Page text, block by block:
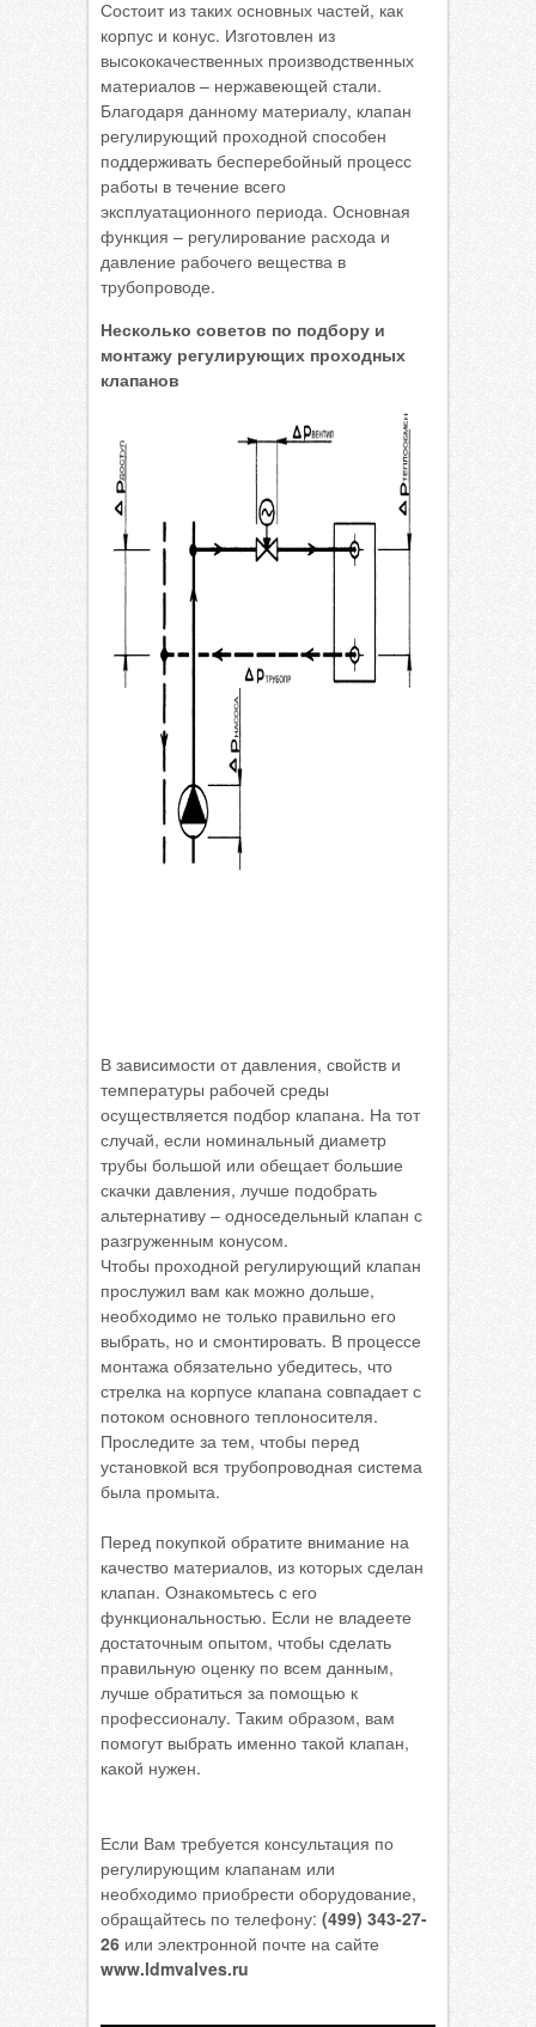
Состоит из таких основных частей, как
корпус и конус. Изготовлен из
высококачественных производственных
материалов – нержавеющей стали.
Благодаря данному материалу, клапан
регулирующий проходной способен
поддерживать бесперебойный процесс
работы в течение всего
эксплуатационного периода. Основная
функция – регулирование расхода и
давление рабочего вещества в
трубопроводе.
Несколько советов по подбору и
монтажу регулирующих проходных
клапанов
В зависимости от давления, свойств и
температуры рабочей среды
осуществляется подбор клапана. На тот
случай, если номинальный диаметр
трубы большой или обещает большие
скачки давления, лучше подобрать
альтернативу – односедельный клапан с
разгруженным конусом.
Чтобы проходной регулирующий клапан
прослужил вам как можно дольше,
необходимо не только правильно его
выбрать, но и смонтировать. В процессе
монтажа обязательно убедитесь, что
стрелка на корпусе клапана совпадает с
потоком основного теплоносителя.
Проследите за тем, чтобы перед
установкой вся трубопроводная система
была промыта.
Перед покупкой обратите внимание на
качество материалов, из которых сделан
клапан. Ознакомьтесь с его
функциональностью. Если не владеете
достаточным опытом, чтобы сделать
правильную оценку по всем данным,
лучше обратиться за помощью к
профессионалу. Таким образом, вам
помогут выбрать именно такой клапан,
какой нужен.
Если Вам требуется консультация по
регулирующим клапанам или
необходимо приобрести оборудование,
обращайтесь по телефону: (499) 343-27-
26 или электронной почте на сайте
www.ldmvalves.ru